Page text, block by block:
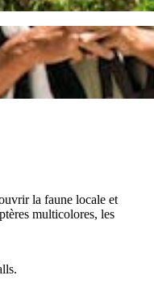
la faune locale et
multicolores, les